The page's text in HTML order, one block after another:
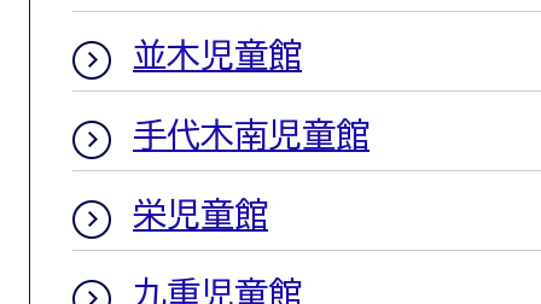
並木児童館
手代木南児童館
栄児童館
九重児童館